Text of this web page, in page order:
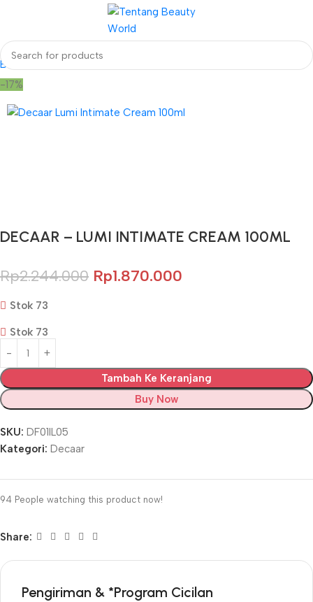
Beranda
Decaar
-17%
DECAAR – LUMI INTIMATE CREAM 100ML
Rp2.244.000 Rp1.870.000
Stok 73
Stok 73
Tambah Ke Keranjang
Buy Now
SKU: DF01IL05
Kategori: Decaar
94 People watching this product now!
Share:
Pengiriman & *Program Cicilan